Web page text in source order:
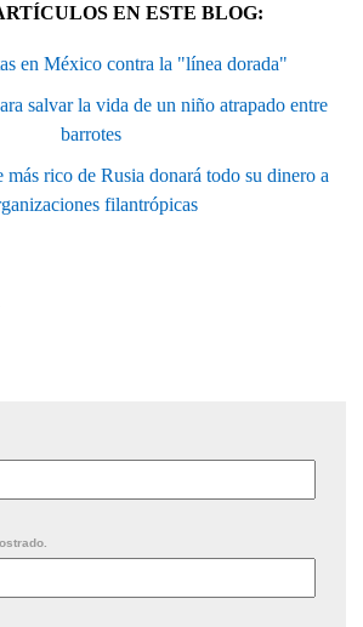
EN ESTE BLOG:
en México contra la "línea dorada"
salvar la vida de un niño atrapado entre
barrotes
más rico de Rusia donará todo su dinero a
filantrópicas